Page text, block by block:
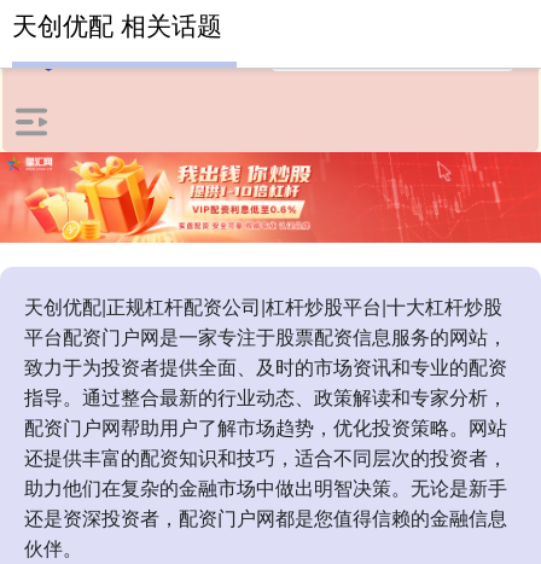
天创优配|正规杠杆配资公司|杠杆炒股平台|十大杠杆炒股
平台配资门户网是一家专注于股票配资信息服务的网站，
致力于为投资者提供全面、及时的市场资讯和专业的配资
指导。通过整合最新的行业动态、政策解读和专家分析，
配资门户网帮助用户了解市场趋势，优化投资策略。网站
还提供丰富的配资知识和技巧，适合不同层次的投资者，
助力他们在复杂的金融市场中做出明智决策。无论是新手
还是资深投资者，配资门户网都是您值得信赖的金融信息
伙伴。
天创优配 相关话题